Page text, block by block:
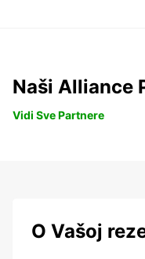
Naši Alliance
Vidi Sve Partnere
O Vašoj